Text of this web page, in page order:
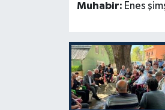
Muhabir: Enes